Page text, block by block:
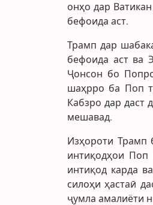
онҳо дар
бефоида аст.
Трамп дар
бефоида аст ва
Ҷонсон бо
шаҳрро ба Поп
Кабзро дар даст
мешавад.
Изҳороти Трамп
интиқодҳои
интиқод карда
силоҳи ҳастаӣ
ҷумла амалиёти